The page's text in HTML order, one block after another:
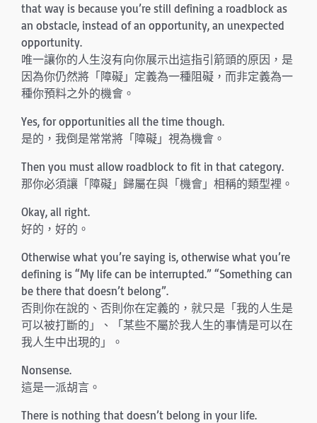
that way is because you’re still defining a roadblock as
an obstacle, instead of an opportunity, an unexpected
opportunity.
唯一讓你的人生沒有向你展示出這指引箭頭的原因，是
因為你仍然將「障礙」定義為一種阻礙，而非定義為一
種你預料之外的機會。
Yes, for opportunities all the time though.
是的，我倒是常常將「障礙」視為機會。
Then you must allow roadblock to fit in that category.
那你必須讓「障礙」歸屬在與「機會」相稱的類型裡。
Okay, all right.
好的，好的。
Otherwise what you’re saying is, otherwise what you’re
defining is “My life can be interrupted.” “Something can
be there that doesn’t belong”.
否則你在說的、否則你在定義的，就只是「我的人生是
可以被打斷的」、「某些不屬於我人生的事情是可以在
我人生中出現的」。
Nonsense.
這是一派胡言。
There is nothing that doesn’t belong in your life.